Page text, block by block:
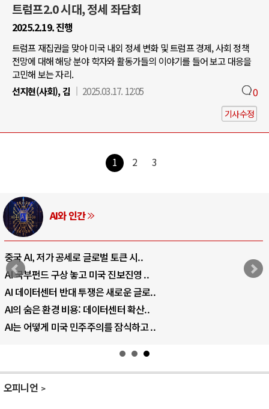
트럼프2.0 시대, 정세 좌담회
2025.2.19. 진행
트럼프 재집권을 맞아 미국 내외 정세 변화 및 트럼프 경제, 사회 정책
전망에 대해 해당 분야 학자와 활동가들의 이야기를 들어 보고 대응을
고민해 보는 자리.
선지현(사회), 김
2025.03.17. 12:05 0
기사수정
1 2 3
AI와 인간
중국 AI, 저가 공세로 글로벌 토큰 시..
AI 국부펀드 구상 놓고 미국 진보진영 ..
AI 데이터센터 반대 투쟁은 새로운 글로..
AI의 숨은 환경 비용: 데이터센터 확산..
AI는 어떻게 미국 민주주의를 잠식하고 ..
오피니언